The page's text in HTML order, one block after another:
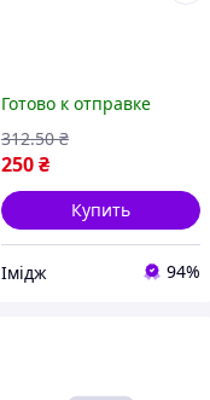
Готово к отправке
250₴
312.50 ₴
Купить
Імідж 94%